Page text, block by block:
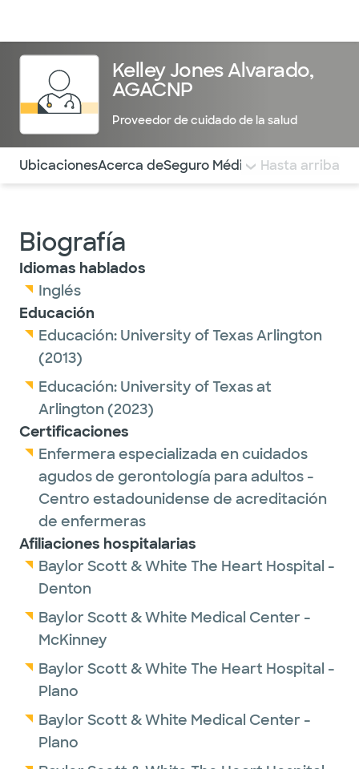
Kelley Jones Alvarado,
AGACNP
Proveedor de cuidado de la salud
Utilice esta navegación para saltar rápidamente a
UbicacionesAcerca deSeguro Médico COMENTARIOS
Hasta arriba
Biografía
Idiomas hablados
Inglés
Educación
Educación: University of Texas Arlington
(2013)
Educación: University of Texas at
Arlington (2023)
Certificaciones
Enfermera especializada en cuidados
agudos de gerontología para adultos -
Centro estadounidense de acreditación
de enfermeras
Afiliaciones hospitalarias
Baylor Scott & White The Heart Hospital -
Denton
Baylor Scott & White Medical Center -
McKinney
Baylor Scott & White The Heart Hospital -
Plano
Baylor Scott & White Medical Center -
Plano